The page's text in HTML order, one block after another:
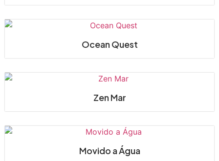
Ocean Quest
Zen Mar
Movido a Água